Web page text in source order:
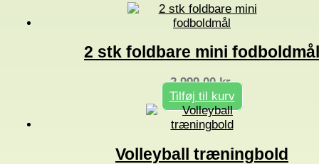
2 stk foldbare mini fodboldmål
2.999,00kr.
Tilføj til kurv
Volleyball træningbold